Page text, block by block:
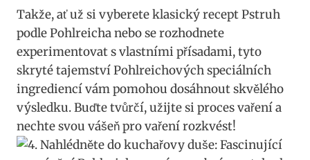
Takže,​ ať už si vyberete klasický recept Pstruh
podle Pohlreicha ⁢nebo se rozhodnete
‍experimentovat s vlastními přísadami, tyto
skryté tajemství Pohlreichových‍ speciálních
ingrediencí vám ‌pomohou dosáhnout skvělého
výsledku. Buďte tvůrčí, užijte si proces vaření a
nechte svou⁢ vášeň pro vaření rozkvést!